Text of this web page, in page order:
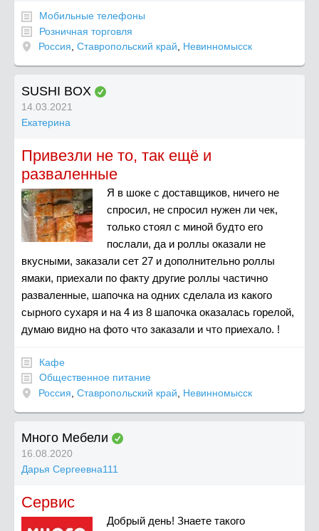
Мобильные телефоны
Розничная торговля
Россия Ставропольский край Невинномысск
SUSHI BOX
14.03.2021
Екатерина
Привезли не то, так ещё и
разваленные
Я в шоке с доставщиков, ничего не
спросил, не спросил нужен ли чек,
только стоял с миной будто его
послали, да и роллы оказали не
вкусными, заказали сет 27 и дополнительно роллы
ямаки, приехали по факту другие роллы частично
разваленные, шапочка на одних сделала из какого
сырного сухаря и на 4 из 8 шапочка оказалась горелой,
думаю видно на фото что заказали и что приехало. !
Кафе
Общественное питание
Россия Ставропольский край Невинномысск
Много Мебели
16.08.2020
Дарья Сергеевна111
Сервис
Добрый день! Знаете такого